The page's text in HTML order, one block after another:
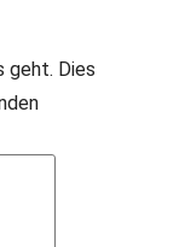
geht. Dies